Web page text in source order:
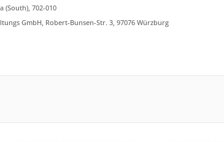
(South), 702-010
GmbH, Robert-Bunsen-Str. 3, 97076 Würzburg